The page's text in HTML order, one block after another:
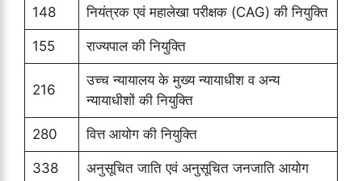
148 नियंत्रक एवं महालेखा परीक्षक (CAG) की नियुक्ति
155 राज्यपाल की नियुक्ति
216
उच्च न्यायालय के मुख्य न्यायाधीश व अन्य
न्यायाधीशों की नियुक्ति
280 वित्त आयोग की नियुक्ति
338 अनुसूचित जाति एवं अनुसूचित जनजाति आयोग